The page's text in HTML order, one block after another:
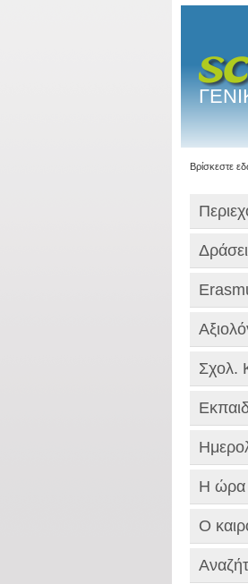
Βρίσκεστε
Σχολ.
Η ώρα
Ο